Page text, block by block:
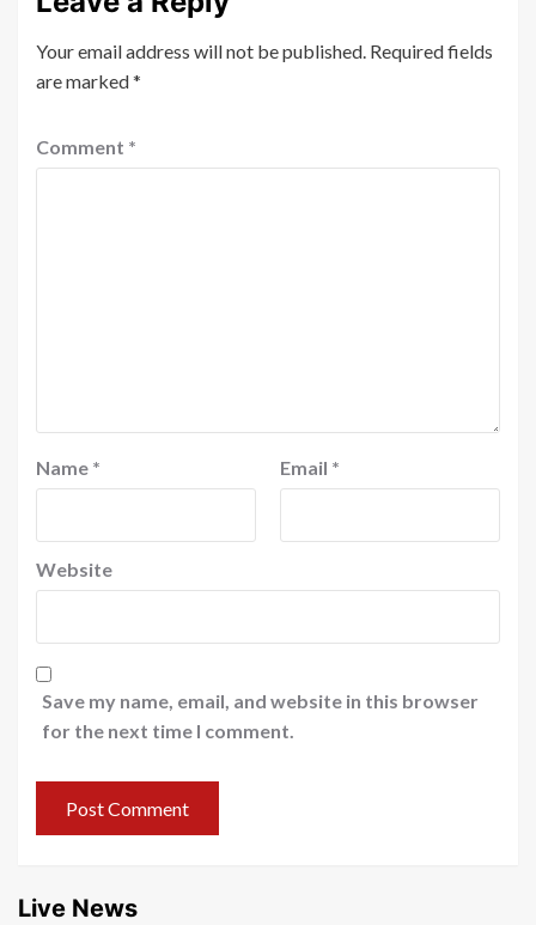
Your email address will not be published. Required fields
are marked*
Comment *
Name * Email *
Website
Save my name, email, and website in this browser
for the next time I comment.
Live News